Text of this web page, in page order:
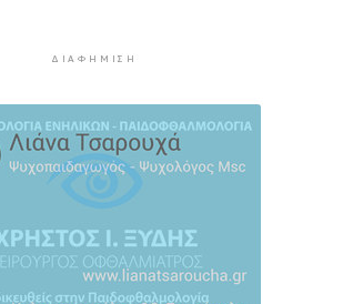
Πότε μπορεί να θεωρηθούν
φορολογηθούν
ΔΙΑΦΉΜΙΣΗ